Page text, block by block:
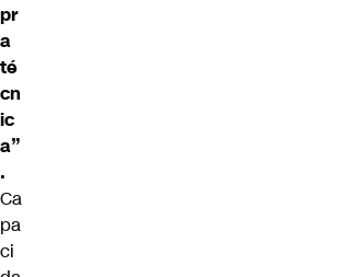
pr
a
té
cn
ic
a”
.
Ca
pa
ci